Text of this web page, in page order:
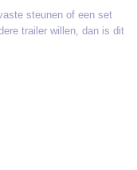
steunen of een set
trailer willen, dan is dit